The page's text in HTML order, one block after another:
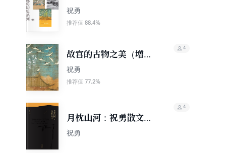
册）
祝勇
推荐值 88.4%
故宫的古物之美（增订
本）
祝勇
推荐值 77.2%
4
月枕山河：祝勇散文精
选
祝勇
4